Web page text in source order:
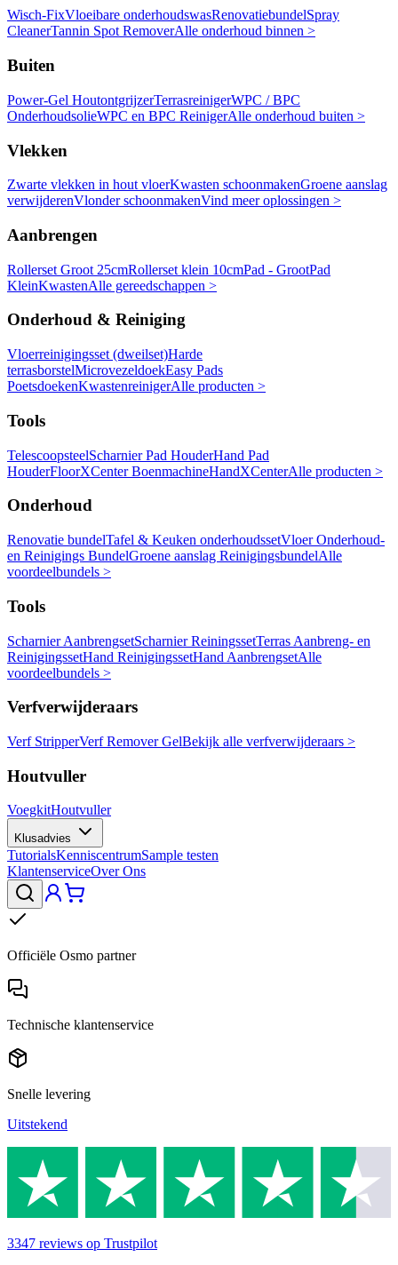
Wisch-FixVloeibare onderhoudswasRenovatiebundelSpray
CleanerTannin Spot RemoverAlle onderhoud binnen >
Buiten
Power-Gel HoutontgrijzerTerrasreinigerWPC / BPC
OnderhoudsolieWPC en BPC ReinigerAlle onderhoud buiten >
Vlekken
Zwarte vlekken in hout vloerKwasten schoonmakenGroene aanslag
verwijderenVlonder schoonmakenVind meer oplossingen >
Aanbrengen
Rollerset Groot 25cmRollerset klein 10cmPad - GrootPad
KleinKwastenAlle gereedschappen >
Onderhoud & Reiniging
Vloerreinigingsset (dweilset)Harde
terrasborstelMicrovezeldoekEasy Pads
PoetsdoekenKwastenreinigerAlle producten >
Tools
TelescoopsteelScharnier Pad HouderHand Pad
HouderFloorXCenter BoenmachineHandXCenterAlle producten >
Onderhoud
Renovatie bundelTafel & Keuken onderhoudssetVloer Onderhoud-
en Reinigings BundelGroene aanslag ReinigingsbundelAlle
voordeelbundels >
Tools
Scharnier AanbrengsetScharnier ReiningssetTerras Aanbreng- en
ReinigingssetHand ReinigingssetHand AanbrengsetAlle
voordeelbundels >
Verfverwijderaars
Verf StripperVerf Remover GelBekijk alle verfverwijderaars >
Houtvuller
VoegkitHoutvuller
Klusadvies
TutorialsKenniscentrumSample testen
KlantenserviceOver Ons
Officiële Osmo partner
Technische klantenservice
Snelle levering
Uitstekend
3347 reviews op Trustpilot